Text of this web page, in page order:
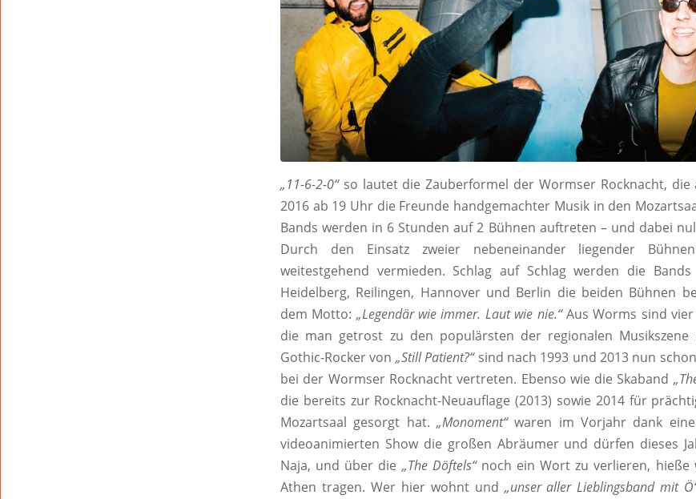
„11-6-2-0“so lautet die Zauberformel der Wormser Rocknacht, die
2016 ab 19 Uhr die Freunde handgemachter Musik in den
Bands werden in 6 Stunden auf 2 Bühnen auftreten – und dabei
Durch den Einsatz zweier nebeneinander liegender
weitestgehend vermieden. Schlag auf Schlag werden die
Heidelberg, Reilingen, Hannover und Berlin die beiden Bühnen
dem Motto: „Legendär wie immer. Laut wie nie.“Aus Worms sind
die man getrost zu den populärsten der regionalen Musikszene
Gothic-Rocker von „Still Patient?“sind nach 1993 und 2013 nun
bei der Wormser Rocknacht vertreten. Ebenso wie die Skaband
die bereits zur Rocknacht-Neuauflage (2013) sowie 2014 für
Mozartsaal gesorgt hat. „Monoment“waren im Vorjahr dank
videoanimierten Show die großen Abräumer und dürfen dieses
Naja, und über die „The Döftels“noch ein Wort zu verlieren, hieße
Athen tragen. Wer hier wohnt und „unser aller Lieblingsband mit